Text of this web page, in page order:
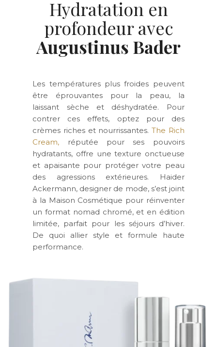
Hydratation en
profondeur avec
Augustinus Bader
Les températures plus froides peuvent
être éprouvantes pour la peau, la
laissant sèche et déshydratée. Pour
contrer ces effets, optez pour des
crèmes riches et nourrissantes.The Rich
Cream, réputée pour ses pouvoirs
hydratants, offre une texture onctueuse
et apaisante pour protéger votre peau
des agressions extérieures. Haider
Ackermann, designer de mode, s’est joint
à la Maison Cosmétique pour réinventer
un format nomad chromé, et en édition
limitée, parfait pour les séjours d’hiver.
De quoi allier style et formule haute
performance.